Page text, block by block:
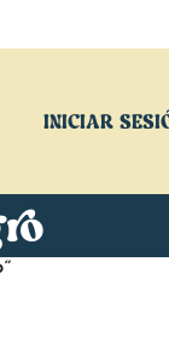
INICIAR